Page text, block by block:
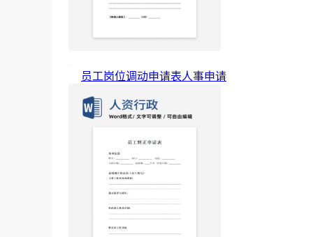
员工岗位调动申请表人事申请